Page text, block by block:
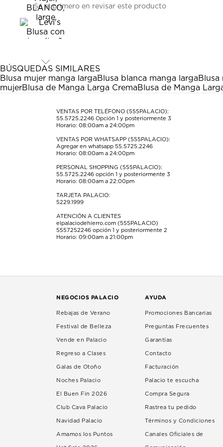
para
calificar
el
artículo
estrella
Esta
acción
abrirá
formulario
para
calificar
el
artículo
estrellas.
Esta
acción
abrirá
formulario
de
para
estrellas.
Esta
acción
abrirá
formulario
de
para
estrellas.
Esta
acción
abrirá
formulario
de
para
Esta
acción
abrirá
formulario
de
envío.
Sé el primero en revisar este producto
BÚSQUEDAS SIMILARES
Blusa mujer manga largaBlusa blanca manga largaBlusa
mujerBlusa de Manga Larga CremaBlusa de Manga
VENTAS POR TELÉFONO (555PALACIO):
55.5725.2246 Opción 1 y posteriormente 3
Horario: 08:00am a 24:00pm
VENTAS POR WHATSAPP (555PALACIO):
Agregar en whatsapp 55.5725.2246
Horario: 08:00am a 24:00pm
PERSONAL SHOPPING (555PALACIO):
55.5725.2246 opción 1 y posteriormente 3
Horario: 08:00am a 22:00pm
TARJETA PALACIO:
5229.1999
ATENCIÓN A CLIENTES
elpalaciodehierro.com (555PALACIO)
5557252246 opción 1 y posteriormente 2
Horario: 09:00am a 21:00pm
NEGOCIOS PALACIO
Rebajas de Verano
Festival de Belleza
Vende en Palacio
Regreso a Clases
Galas de Otoño
Noches Palacio
El Buen Fin 2026
Club Cava Palacio
Navidad Palacio
Amamos los Puntos
AYUDA
Promociones Bancarias
Preguntas Frecuentes
Garantías
Contacto
Facturación
Palacio te escucha
Compra Segura
Rastrea tu pedido
Términos y Condiciones
Canales Oficiales de